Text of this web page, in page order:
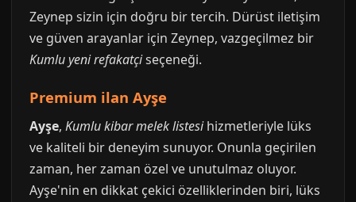
Zeynep sizin için doğru bir tercih. Dürüst iletişim
ve güven arayanlar için Zeynep, vazgeçilmez bir
Kumlu yeni refakatçiseçeneği.
Premium ilan Ayşe
Ayşe, Kumlu kibar melek listesihizmetleriyle lüks
ve kaliteli bir deneyim sunuyor. Onunla geçirilen
zaman, her zaman özel ve unutulmaz oluyor.
Ayşe'nin en dikkat çekici özelliklerinden biri, lüks